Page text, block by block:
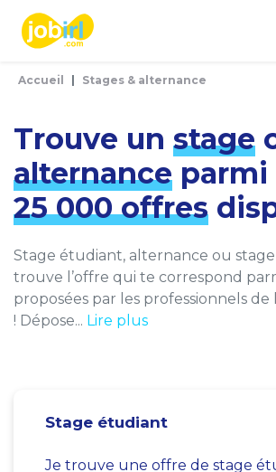
Accueil Stages & alternance
Trouve un stage
alternance parmi
25 000 offres
Stage étudiant, alternance ou
trouve l’offre qui te correspond
proposées par les professionnels
! Dépose... Lire plus
Stage étudiant
Je trouve une offre de stage
Panneau de gestion des cookies